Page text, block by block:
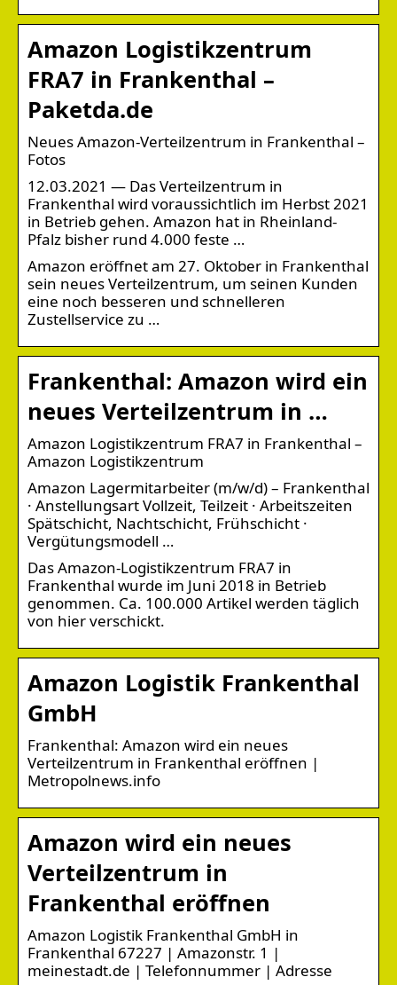
Amazon Logistikzentrum
FRA7 in Frankenthal –
Paketda.de
Neues Amazon-Verteilzentrum in Frankenthal –
Fotos
12.03.2021 — Das Verteilzentrum in
Frankenthal wird voraussichtlich im Herbst 2021
in Betrieb gehen. Amazon hat in Rheinland-
Pfalz bisher rund 4.000 feste …
Amazon eröffnet am 27. Oktober in Frankenthal
sein neues Verteilzentrum, um seinen Kunden
eine noch besseren und schnelleren
Zustellservice zu …
Frankenthal: Amazon wird ein
neues Verteilzentrum in …
Amazon Logistikzentrum FRA7 in Frankenthal –
Amazon Logistikzentrum
Amazon Lagermitarbeiter (m/w/d) – Frankenthal
· Anstellungsart Vollzeit, Teilzeit · Arbeitszeiten
Spätschicht, Nachtschicht, Frühschicht ·
Vergütungsmodell …
Das Amazon-Logistikzentrum FRA7 in
Frankenthal wurde im Juni 2018 in Betrieb
genommen. Ca. 100.000 Artikel werden täglich
von hier verschickt.
Amazon Logistik Frankenthal
GmbH
Frankenthal: Amazon wird ein neues
Verteilzentrum in Frankenthal eröffnen |
Metropolnews.info
Amazon wird ein neues
Verteilzentrum in
Frankenthal eröffnen
Amazon Logistik Frankenthal GmbH in
Frankenthal 67227 | Amazonstr. 1 |
meinestadt.de | Telefonnummer | Adresse